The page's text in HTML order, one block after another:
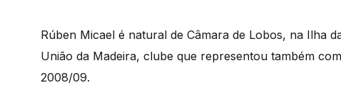
Rúben Micael é natural de Câmara de Lobos, na Ilha
União da Madeira, clube que representou também
2008/09.